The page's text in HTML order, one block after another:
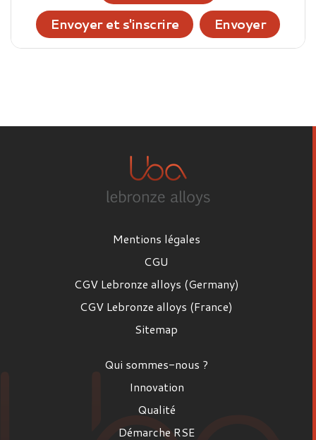
Envoyer et s'inscrire
Envoyer
Mentions légales
CGU
CGV Lebronze alloys (Germany)
CGV Lebronze alloys (France)
Sitemap
Qui sommes-nous ?
Innovation
Qualité
Démarche RSE